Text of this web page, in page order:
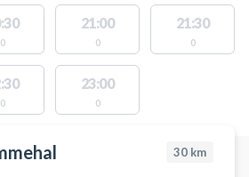
0
21:00
0
21:30
0
0
23:00
0
30 km